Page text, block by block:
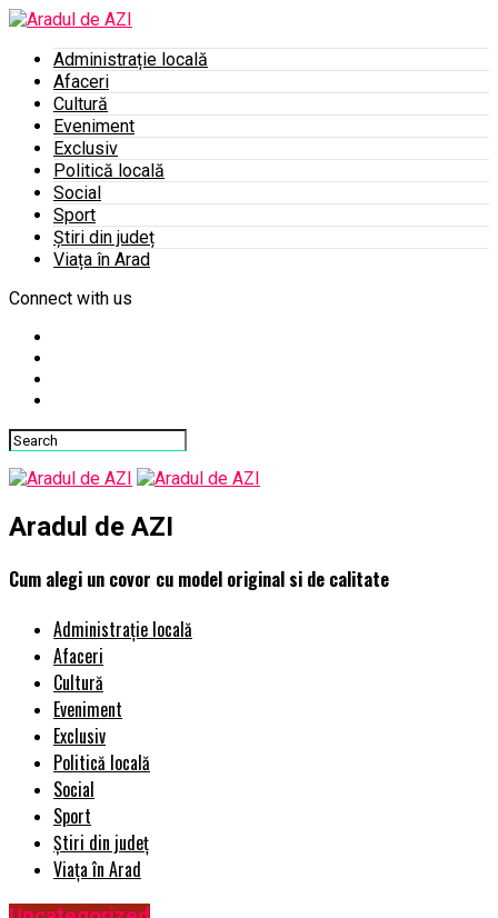
Administrație locală
Afaceri
Cultură
Eveniment
Exclusiv
Politică locală
Social
Sport
Știri din județ
Viața în Arad
Connect with us
Aradul de AZI
Cum alegi un covor cu model original si de calitate
Administrație locală
Afaceri
Cultură
Eveniment
Exclusiv
Politică locală
Social
Sport
Știri din județ
Viața în Arad